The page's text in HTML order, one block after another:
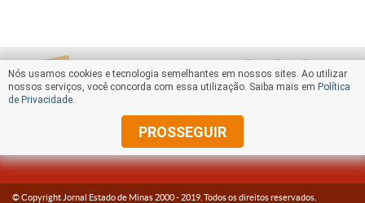
© Copyright Jornal Estado de Minas 2000 -2019 . Todos os direitos reservados.
Nós usamos cookies e tecnologia semelhantes em nossos sites. Ao utilizar
nossos serviços, você concorda com essa utilização. Saiba mais em Política
de Privacidade.
PROSSEGUIR